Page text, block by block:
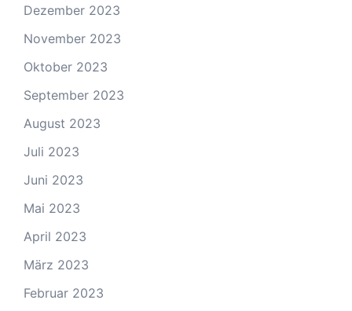
Dezember 2023
November 2023
Oktober 2023
September 2023
August 2023
Juli 2023
Juni 2023
Mai 2023
April 2023
März 2023
Februar 2023